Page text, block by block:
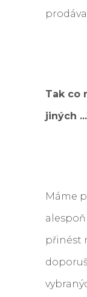
Tak co
jiných
Máme
přinést